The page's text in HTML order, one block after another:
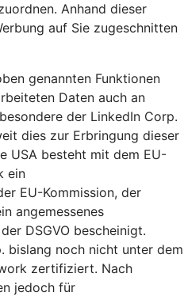
Anhand dieser
auf Sie zugeschnitten
genannten Funktionen
Daten auch an
der LinkedIn Corp.
dies zur Erbringung dieser
USA besteht mit dem EU-
ein
EU-Kommission, der
angemessenes
DSGVO bescheinigt.
bislang noch nicht unter dem
zertifiziert. Nach
jedoch für